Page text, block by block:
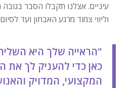
עיניים. אצלנו תקבלו הסבר
וליווי צמוד מרגע האבחון ועד
"הראייה שלך היא
כאן כדי להעניק לך את
המקצועי, המדויק